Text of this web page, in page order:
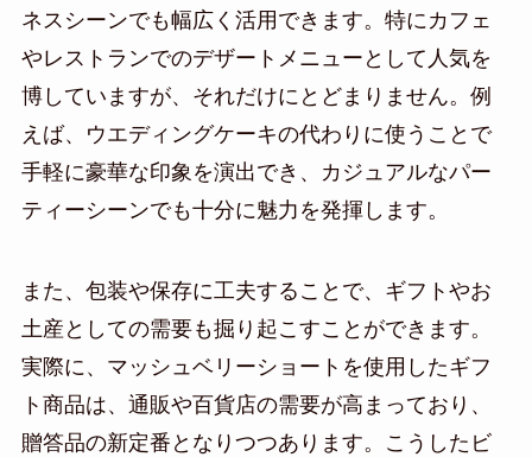
ネスシーンでも幅広く活用できます。特にカフェ
やレストランでのデザートメニューとして人気を
博していますが、それだけにとどまりません。例
えば、ウエディングケーキの代わりに使うことで
手軽に豪華な印象を演出でき、カジュアルなパー
ティーシーンでも十分に魅力を発揮します。
また、包装や保存に工夫することで、ギフトやお
土産としての需要も掘り起こすことができます。
実際に、マッシュベリーショートを使用したギフ
ト商品は、通販や百貨店の需要が高まっており、
贈答品の新定番となりつつあります。こうしたビ